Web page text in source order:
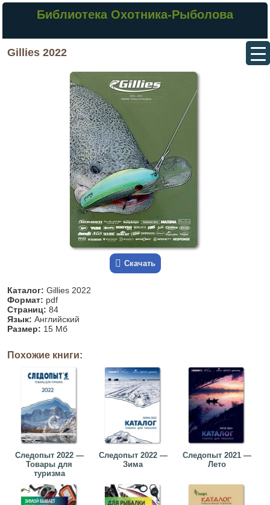
Библиотека Охотника-Рыболова
Gillies 2022
Скачать
Каталог: Gillies 2022
Формат: pdf
Страниц: 84
Язык: Английский
Размер: 15 Мб
Похожие книги:
Следопыт 2022 —
Товары для
туризма
Следопыт 2022 —
Зима
Следопыт 2021 —
Лето